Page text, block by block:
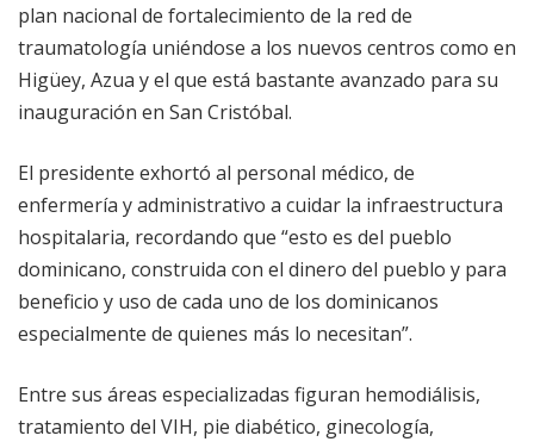
plan nacional de fortalecimiento de la red de
traumatología uniéndose a los nuevos centros como en
Higüey, Azua y el que está bastante avanzado para su
inauguración en San Cristóbal.
El presidente exhortó al personal médico, de
enfermería y administrativo a cuidar la infraestructura
hospitalaria, recordando que “esto es del pueblo
dominicano, construida con el dinero del pueblo y para
beneficio y uso de cada uno de los dominicanos
especialmente de quienes más lo necesitan”.
Entre sus áreas especializadas figuran hemodiálisis,
tratamiento del VIH, pie diabético, ginecología,